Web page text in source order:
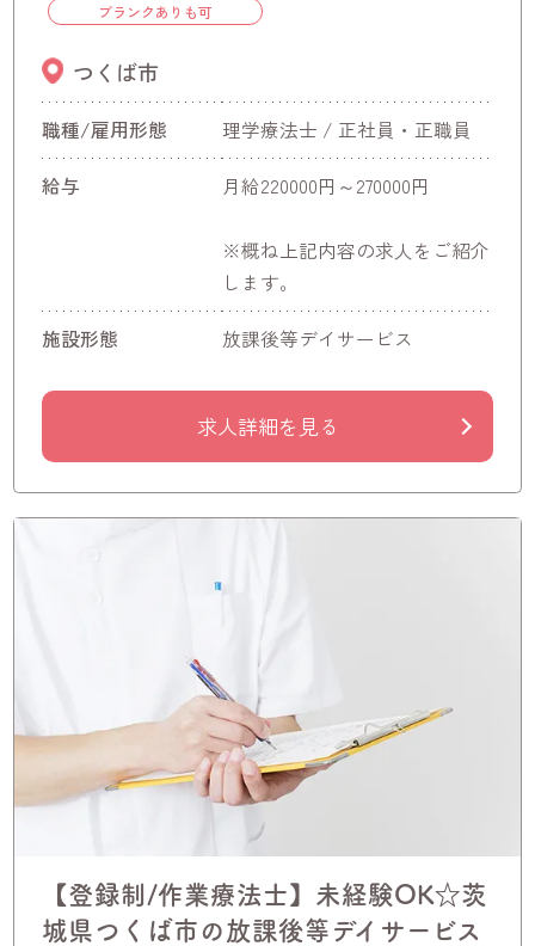
ブランクありも可
つくば市
職種/雇用形態 理学療法士 / 正社員・正職員
給与 月給220000円～270000円
※概ね上記内容の求人をご紹介
します。
施設形態 放課後等デイサービス
求人詳細を見る
【登録制/作業療法士】未経験OK☆茨
城県つくば市の放課後等デイサービス